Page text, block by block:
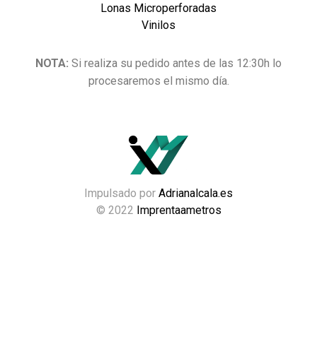
Lonas Microperforadas
Vinilos
NOTA: Si realiza su pedido antes de las 12:30h lo
procesaremos el mismo día.
© 2022 Imprentaametros
Impulsado por Adrianalcala.es